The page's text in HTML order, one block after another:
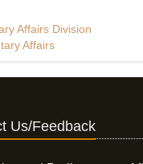
Affairs Division
Affairs
Us/Feedback